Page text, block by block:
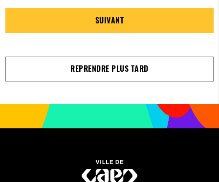
SUIVANT
REPRENDRE PLUS TARD